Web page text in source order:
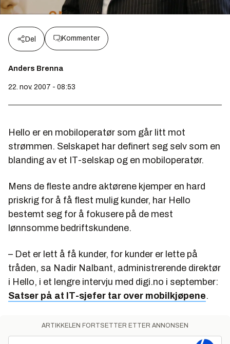
Del Kommenter
Anders Brenna
22. nov. 2007 - 08:53
Hello er en mobiloperatør som går litt mot
strømmen. Selskapet har definert seg selv som en
blanding av et IT-selskap og en mobiloperatør.
Mens de fleste andre aktørene kjemper en hard
priskrig for å få flest mulig kunder, har Hello
bestemt seg for å fokusere på de mest
lønnsomme bedriftskundene.
– Det er lett å få kunder, for kunder er lette på
tråden, sa Nadir Nalbant, administrerende direktør
i Hello, i et lengre intervju med digi.no i september:
Satser på at IT-sjefer tar over mobilkjøpene.
ARTIKKELEN FORTSETTER ETTER ANNONSEN